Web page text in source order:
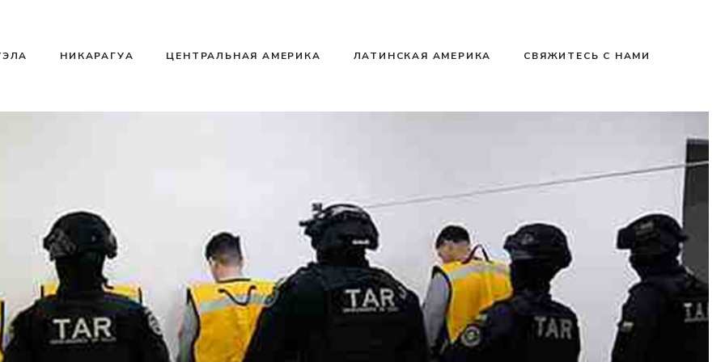
НИКАРАГУА ЦЕНТРАЛЬНАЯ АМЕРИКА ЛАТИНСКАЯ АМЕРИКА СВЯЖИТЕСЬ С НАМИ